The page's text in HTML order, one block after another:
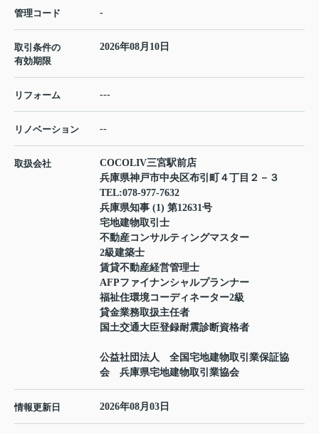
管理コード -
取引条件の
有効期限
2026年08月10日
リフォーム ---
リノベーション --
取扱会社
COCOLIV三宮駅前店
兵庫県神戸市中央区布引町４丁目２－３
TEL:078-977-7632
兵庫県知事 (1) 第12631号
宅地建物取引士
不動産コンサルティングマスター
2級建築士
賃貸不動産経営管理士
AFPファイナンシャルプランナー
福祉住環境コーディネーター2級
貸金業務取扱主任者
国土交通大臣登録耐震診断資格者
公益社団法人 全国宅地建物取引業保証協
会 兵庫県宅地建物取引業協会
情報更新日 2026年08月03日